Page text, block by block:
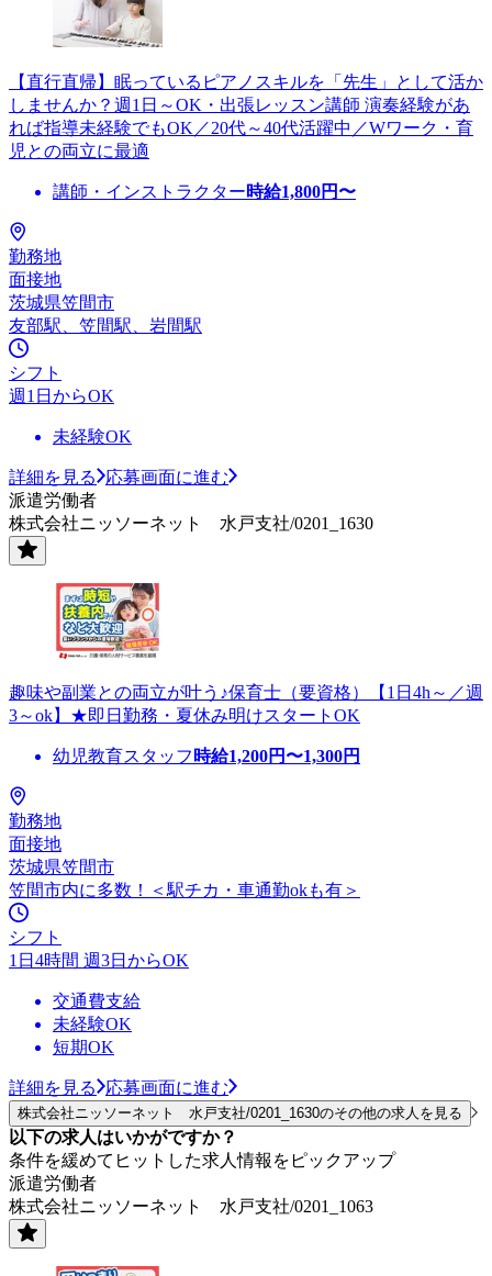
【直行直帰】眠っているピアノスキルを「先生」として活か
しませんか？週1日～OK・出張レッスン講師 演奏経験があ
れば指導未経験でもOK／20代～40代活躍中／Wワーク・育
児との両立に最適
講師・インストラクター時給1,800円〜
勤務地
面接地
茨城県笠間市
友部駅、笠間駅、岩間駅
シフト
週1日からOK
未経験OK
詳細を見る
応募画面に進む
派遣労働者
株式会社ニッソーネット 水戸支社/0201_1630
趣味や副業との両立が叶う♪保育士（要資格）【1日4h～／週
3～ok】★即日勤務・夏休み明けスタートOK
幼児教育スタッフ 時給1,200円〜1,300円
勤務地
面接地
茨城県笠間市
笠間市内に多数！＜駅チカ・車通勤okも有＞
シフト
1日4時間 週3日からOK
交通費支給
未経験OK
短期OK
詳細を見る 応募画面に進む
株式会社ニッソーネット 水戸支社/0201_1630のその他の求人を見る
以下の求人はいかがですか？
条件を緩めてヒットした求人情報をピックアップ
派遣労働者
株式会社ニッソーネット 水戸支社/0201_1063